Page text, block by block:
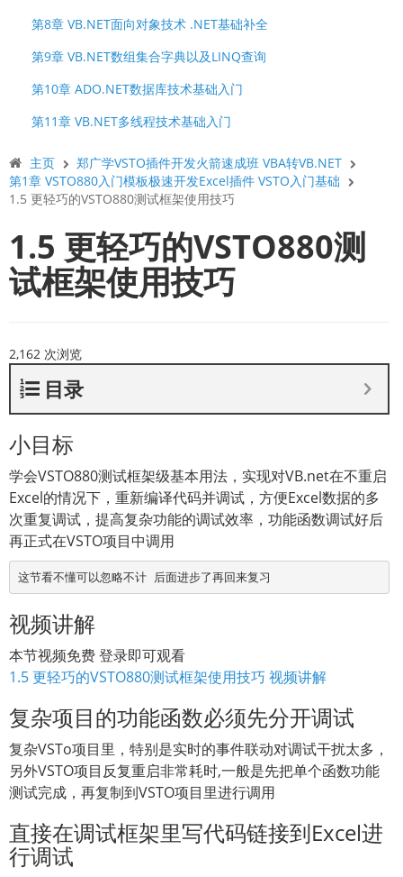
第8章 VB.NET面向对象技术 .NET基础补全
第9章 VB.NET数组集合字典以及LINQ查询
第10章 ADO.NET数据库技术基础入门
第11章 VB.NET多线程技术基础入门
主页
郑广学VSTO插件开发火箭速成班 VBA转VB.NET
第1章 VSTO880入门模板极速开发Excel插件 VSTO入门基础
1.5 更轻巧的VSTO880测试框架使用技巧
1.5 更轻巧的VSTO880测
试框架使用技巧
2,162 次浏览
目录
小目标
学会VSTO880测试框架级基本用法，实现对VB.net在不重启
Excel的情况下，重新编译代码并调试，方便Excel数据的多
次重复调试，提高复杂功能的调试效率，功能函数调试好后
再正式在VSTO项目中调用
这节看不懂可以忽略不计 后面进步了再回来复习
视频讲解
本节视频免费 登录即可观看
1.5 更轻巧的VSTO880测试框架使用技巧 视频讲解
复杂项目的功能函数必须先分开调试
复杂VSTo项目里，特别是实时的事件联动对调试干扰太多，
另外VSTO项目反复重启非常耗时,一般是先把单个函数功能
测试完成，再复制到VSTO项目里进行调用
直接在调试框架里写代码链接到Excel进
行调试